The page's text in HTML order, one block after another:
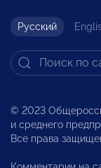
Русский
© 2023
и среднего
Все права